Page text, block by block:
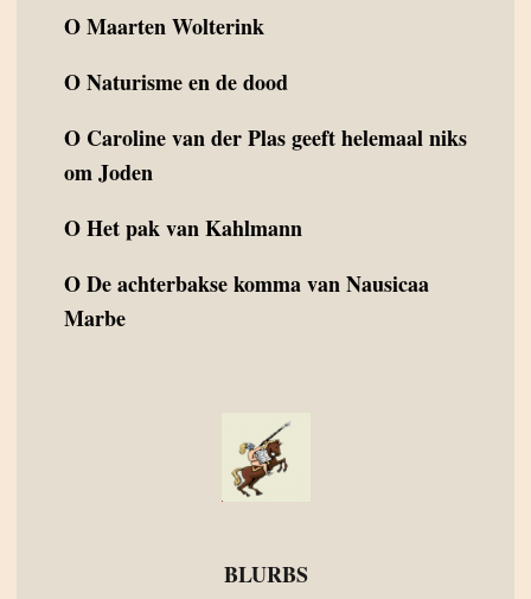
OMaarten Wolterink
ONaturisme en de dood
O Caroline van der Plas geeft helemaal niks
om Joden
OHet pak van Kahlmann
ODe achterbakse komma van Nausicaa
Marbe
BLURBS